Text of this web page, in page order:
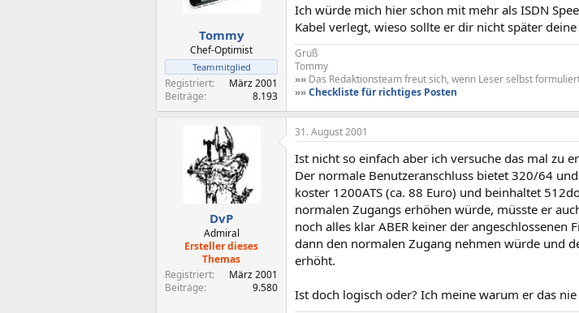
Tommy
Chef-Optimist
Teammitglied
Registriert
März 2001
Beiträge
8.193
Ich würde mich hier schon mit mehr als ISDN
Kabel verlegt, wieso sollte er dir nicht später
Gruß
Tommy
»» Das Redaktionsteam freut sich, wenn Leser selbst
»»Checkliste für richtiges Posten
DvP
Admiral
Ersteller dieses
Themas
Registriert
März 2001
Beiträge
9.580
31. August 2001
Ist nicht so einfach aber ich versuche das mal zu
Der normale Benutzeranschluss bietet 320/64
koster 1200ATS (ca. 88 Euro) und beinhaltet
normalen Zugangs erhöhen würde, müsste er
noch alles klar ABER keiner der
dann den normalen Zugang nehmen würde und
erhöht.
Ist doch logisch oder? Ich meine warum er das